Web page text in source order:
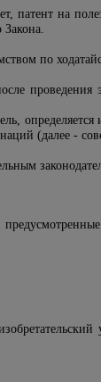
патент на
Закона.
по
проведения
(далее -